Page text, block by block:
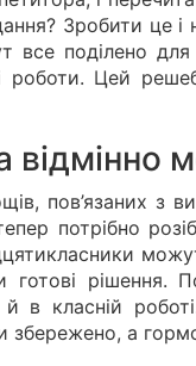
Зробити це і
все поділено
роботи. Цей
відмінно
пов’язаних з
потрібно
готові
в класній
збережено, а